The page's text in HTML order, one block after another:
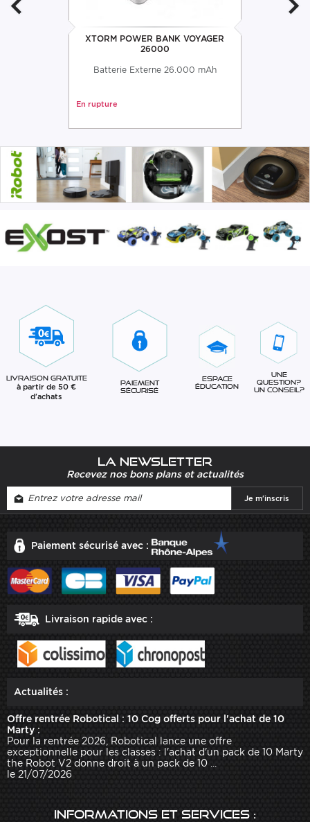
XTORM POWER BANK VOYAGER
26000
Batterie Externe 26.000 mAh
En rupture
Livraison gratuite
à partir de 50 €
d'achats
Paiement
sécurisé
Espace
éducation
Une
question?
Un conseil?
La newsletter
Recevez nos bons plans et actualités
Paiement sécurisé avec :
Livraison rapide avec :
Actualités :
Offre rentrée Robotical : 10 Cog offerts pour l'achat de 10
Marty :
Pour la rentrée 2026, Robotical lance une offre
exceptionnelle pour les classes : l'achat d'un pack de 10 Marty
the Robot V2 donne droit à un pack de 10 ...
le 21/07/2026
Informations et services :